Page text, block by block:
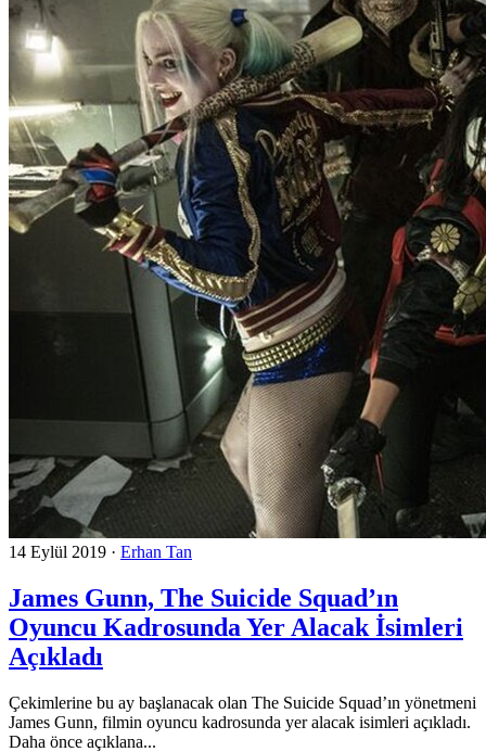
14 Eylül 2019 · Erhan Tan
James Gunn, The Suicide Squad’ın
Oyuncu Kadrosunda Yer Alacak İsimleri
Açıkladı
Çekimlerine bu ay başlanacak olan The Suicide Squad’ın yönetmeni
James Gunn, filmin oyuncu kadrosunda yer alacak isimleri açıkladı.
Daha önce açıklana...